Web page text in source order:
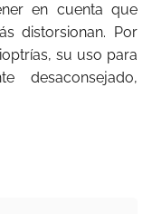
en cuenta que
distorsionan. Por
su uso para
desaconsejado,